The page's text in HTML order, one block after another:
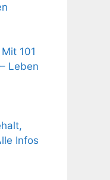
101
Leben
Infos